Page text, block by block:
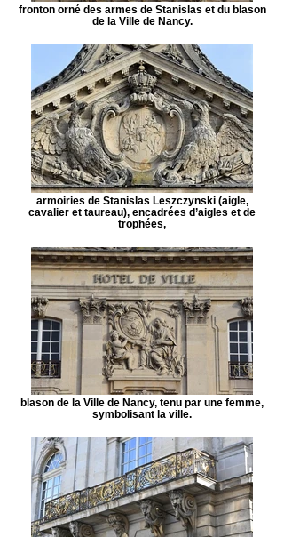
fronton orné des armes de Stanislas et du blason
de la Ville de Nancy.
armoiries de Stanislas Leszczynski (aigle,
cavalier et taureau), encadrées d’aigles et de
trophées,
blason de la Ville de Nancy, tenu par une femme,
symbolisant la ville.